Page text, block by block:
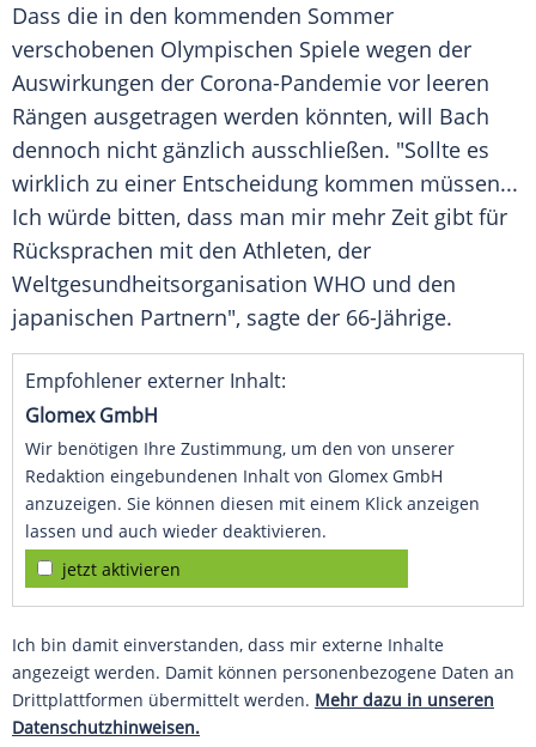
Dass die in den kommenden Sommer
verschobenen Olympischen Spiele wegen der
Auswirkungen der Corona-Pandemie vor leeren
Rängen ausgetragen werden könnten, will Bach
dennoch nicht gänzlich ausschließen. "Sollte es
wirklich zu einer Entscheidung kommen müssen...
Ich würde bitten, dass man mir mehr Zeit gibt für
Rücksprachen mit den Athleten, der
Weltgesundheitsorganisation WHO und den
japanischen Partnern", sagte der 66-Jährige.
Empfohlener externer Inhalt:
Glomex GmbH
Wir benötigen Ihre Zustimmung, um den von unserer
Redaktion eingebundenen Inhalt von Glomex GmbH
anzuzeigen. Sie können diesen mit einem Klick anzeigen
lassen und auch wieder deaktivieren.
jetzt aktivieren
Ich bin damit einverstanden, dass mir externe Inhalte
angezeigt werden. Damit können personenbezogene Daten an
Drittplattformen übermittelt werden. Mehr dazu in unseren
Datenschutzhinweisen.